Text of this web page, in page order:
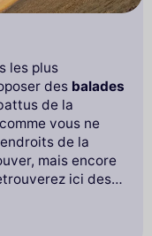
les plus
des balades
de la
vous ne
de la
mais encore
ici des
pour vous
originaux dont